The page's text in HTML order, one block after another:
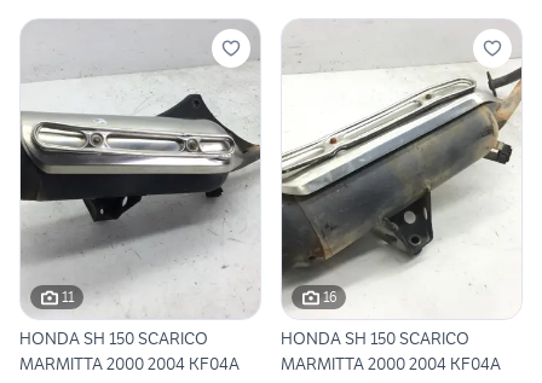
11
HONDA SH 150 SCARICO
MARMITTA 2000 2004 KF04A
16
HONDA SH 150 SCARICO
MARMITTA 2000 2004 KF04A